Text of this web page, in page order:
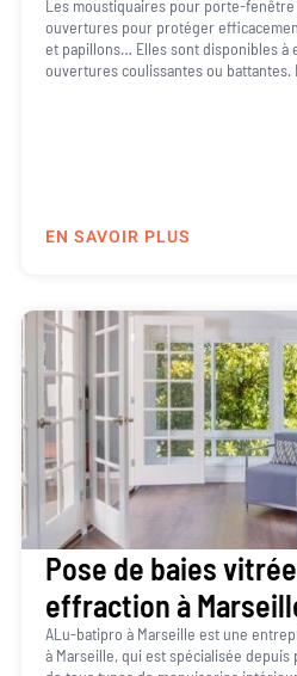
Les moustiquaires pour porte-fenêtre
ouvertures pour protéger
et papillons… Elles sont disponibles à
ouvertures coulissantes ou battantes.
EN SAVOIR PLUS
Pose de baies
effraction à
ALu-batipro à Marseille est une
à Marseille, qui est spécialisée depuis